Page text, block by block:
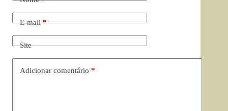
E-mail*
Site
Adicionar comentário *